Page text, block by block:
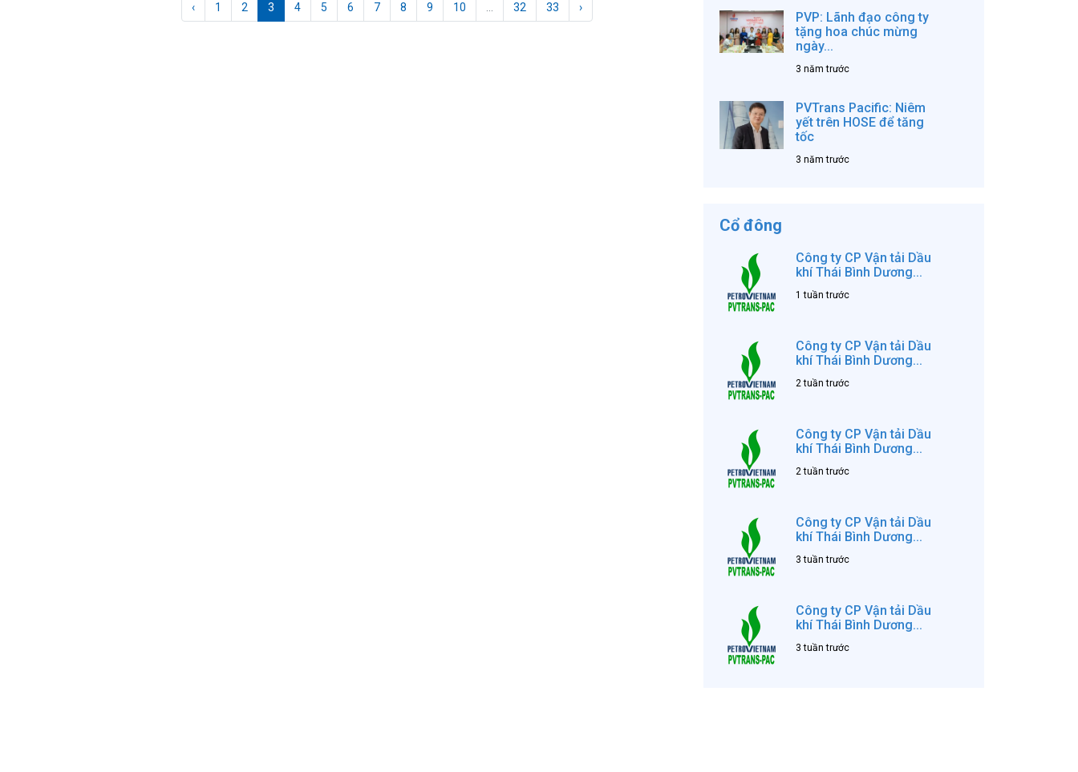
‹ 1 2 3 4 5 6 7 8 9 10 32 33 ›
PVP: Lãnh đạo công ty
tặng hoa chúc mừng
ngày...
3 năm trước
PVTrans Pacific: Niêm
yết trên HOSE để tăng
tốc
3 năm trước
Cổ đông
Công ty CP Vận tải Dầu
khí Thái Bình Dương...
1 tuần trước
Công ty CP Vận tải Dầu
khí Thái Bình Dương...
2 tuần trước
Công ty CP Vận tải Dầu
khí Thái Bình Dương...
2 tuần trước
Công ty CP Vận tải Dầu
khí Thái Bình Dương...
3 tuần trước
Công ty CP Vận tải Dầu
khí Thái Bình Dương...
3 tuần trước